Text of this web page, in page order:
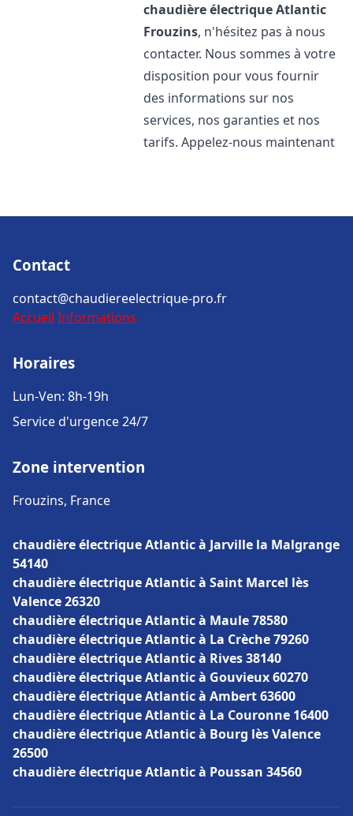
chaudière électrique Atlantic
Frouzins, n'hésitez pas à nous
contacter. Nous sommes à votre
disposition pour vous fournir
des informations sur nos
services, nos garanties et nos
tarifs. Appelez-nous maintenant
Contact
contact@chaudiereelectrique-pro.fr
Accueil Informations
Horaires
Lun-Ven: 8h-19h
Service d'urgence 24/7
Zone intervention
Frouzins, France
chaudière électrique Atlantic à Jarville la Malgrange
54140
chaudière électrique Atlantic à Saint Marcel lès
Valence 26320
chaudière électrique Atlantic à Maule 78580
chaudière électrique Atlantic à La Crèche 79260
chaudière électrique Atlantic à Rives 38140
chaudière électrique Atlantic à Gouvieux 60270
chaudière électrique Atlantic à Ambert 63600
chaudière électrique Atlantic à La Couronne 16400
chaudière électrique Atlantic à Bourg lès Valence
26500
chaudière électrique Atlantic à Poussan 34560